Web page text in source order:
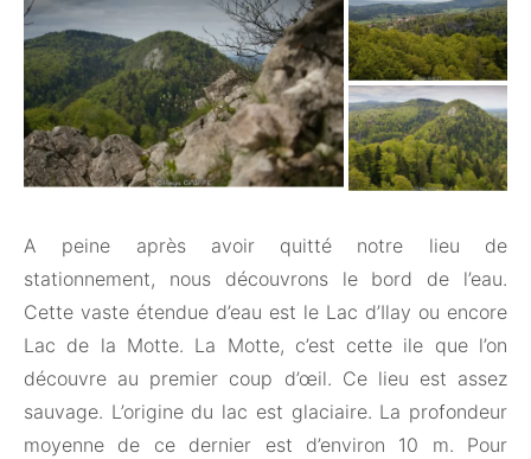
A peine après avoir quitté notre lieu de
stationnement, nous découvrons le bord de l’eau.
Cette vaste étendue d’eau est le Lac d’Ilay ou encore
Lac de la Motte. La Motte, c’est cette ile que l’on
découvre au premier coup d’œil. Ce lieu est assez
sauvage. L’origine du lac est glaciaire. La profondeur
moyenne de ce dernier est d’environ 10 m. Pour